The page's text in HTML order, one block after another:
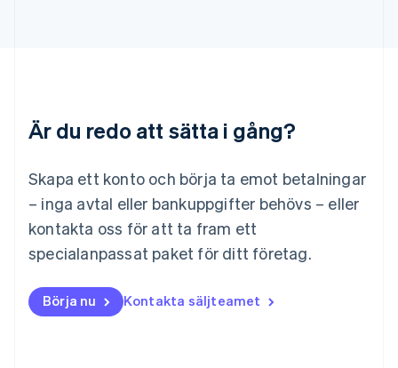
Är du redo att sätta i gång?
Skapa ett konto och börja ta emot betalningar
– inga avtal eller bankuppgifter behövs – eller
kontakta oss för att ta fram ett
specialanpassat paket för ditt företag.
Börja nu Kontakta säljteamet
Malaysia
English
Mexiko
Nederländerna
NederlandsEnglish
English
Nya Zeeland